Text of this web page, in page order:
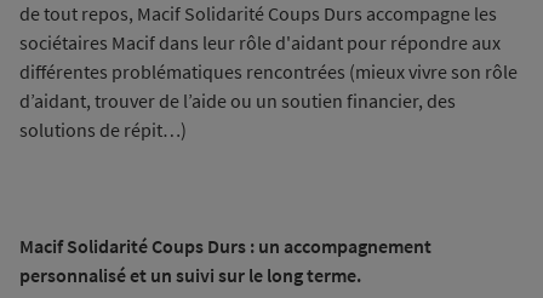
de tout repos, Macif Solidarité Coups Durs accompagne les
sociétaires Macif dans leur rôle d'aidant pour répondre aux
différentes problématiques rencontrées (mieux vivre son rôle
d’aidant, trouver de l’aide ou un soutien financier, des
solutions de répit…)
Macif Solidarité Coups Durs : un accompagnement
personnalisé et un suivi sur le long terme.